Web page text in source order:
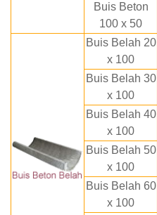
Buis Beton
100 x 50
Buis Belah 20
x 100
Buis Belah 30
x 100
Buis Belah 40
x 100
Buis Belah 50
x 100
Buis Belah 60
x 100